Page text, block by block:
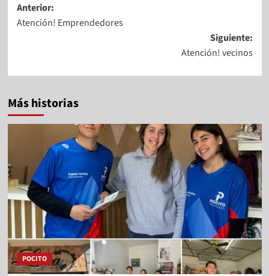
Anterior:
Atención! Emprendedores
Siguiente:
Atención! vecinos
Más historias
POCITO